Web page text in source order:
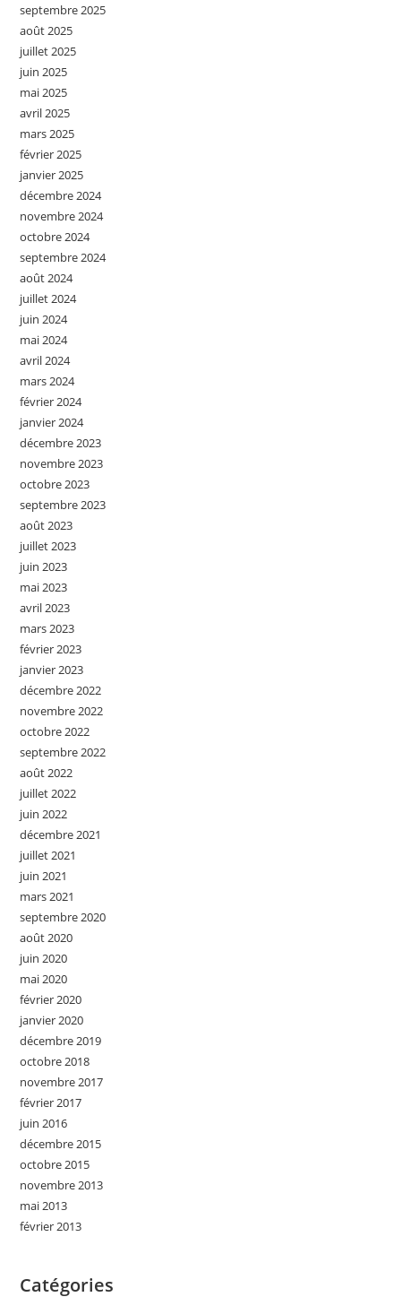
septembre 2025
août 2025
juillet 2025
juin 2025
mai 2025
avril 2025
mars 2025
février 2025
janvier 2025
décembre 2024
novembre 2024
octobre 2024
septembre 2024
août 2024
juillet 2024
juin 2024
mai 2024
avril 2024
mars 2024
février 2024
janvier 2024
décembre 2023
novembre 2023
octobre 2023
septembre 2023
août 2023
juillet 2023
juin 2023
mai 2023
avril 2023
mars 2023
février 2023
janvier 2023
décembre 2022
novembre 2022
octobre 2022
septembre 2022
août 2022
juillet 2022
juin 2022
décembre 2021
juillet 2021
juin 2021
mars 2021
septembre 2020
août 2020
juin 2020
mai 2020
février 2020
janvier 2020
décembre 2019
octobre 2018
novembre 2017
février 2017
juin 2016
décembre 2015
octobre 2015
novembre 2013
mai 2013
février 2013
Catégories